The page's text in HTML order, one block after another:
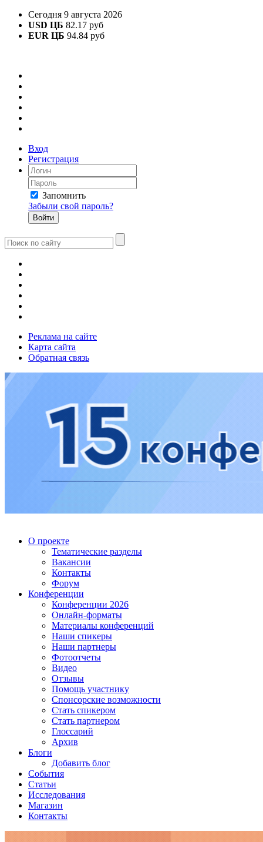
Сегодня 9 августа 2026
USD ЦБ 82.17 руб
EUR ЦБ 94.84 руб
Вход
Регистрация
Запомнить
Забыли свой пароль?
Реклама на сайте
Карта сайта
Обратная связь
О проекте
Тематические разделы
Вакансии
Контакты
Форум
Конференции
Конференции 2026
Онлайн-форматы
Материалы конференций
Наши спикеры
Наши партнеры
Фотоотчеты
Видео
Отзывы
Помощь участнику
Спонсорские возможности
Стать спикером
Стать партнером
Глоссарий
Архив
Блоги
Добавить блог
События
Статьи
Исследования
Магазин
Контакты